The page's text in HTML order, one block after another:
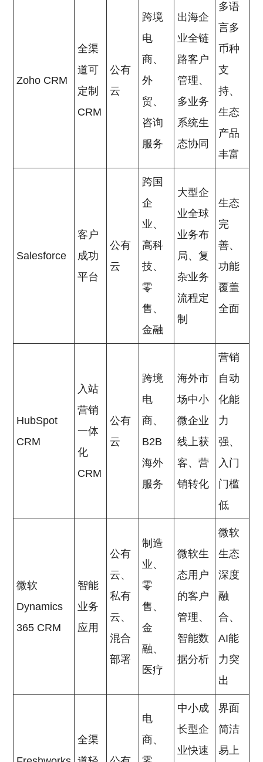
Zoho CRM
全渠
道可
定制
CRM
公有
云
跨境
电
商、
外
贸、
咨询
服务
出海企
业全链
路客户
管理、
多业务
系统生
态协同
多语
言多
币种
支
持、
生态
产品
丰富
Salesforce
客户
成功
平台
公有
云
跨国
企
业、
高科
技、
零
售、
金融
大型企
业全球
业务布
局、复
杂业务
流程定
制
生态
完
善、
功能
覆盖
全面
HubSpot
CRM
入站
营销
一体
化
CRM
公有
云
跨境
电
商、
B2B
海外
服务
海外市
场中小
微企业
线上获
客、营
销转化
营销
自动
化能
力
强、
入门
门槛
低
微软
Dynamics
365 CRM
智能
业务
应用
公有
云、
私有
云、
混合
部署
制造
业、
零
售、
金
融、
医疗
微软生
态用户
的客户
管理、
智能数
据分析
微软
生态
深度
融
合、
AI能
力突
出
全渠
电
商、
中小成
长型企
业快速
界面
简洁
易上